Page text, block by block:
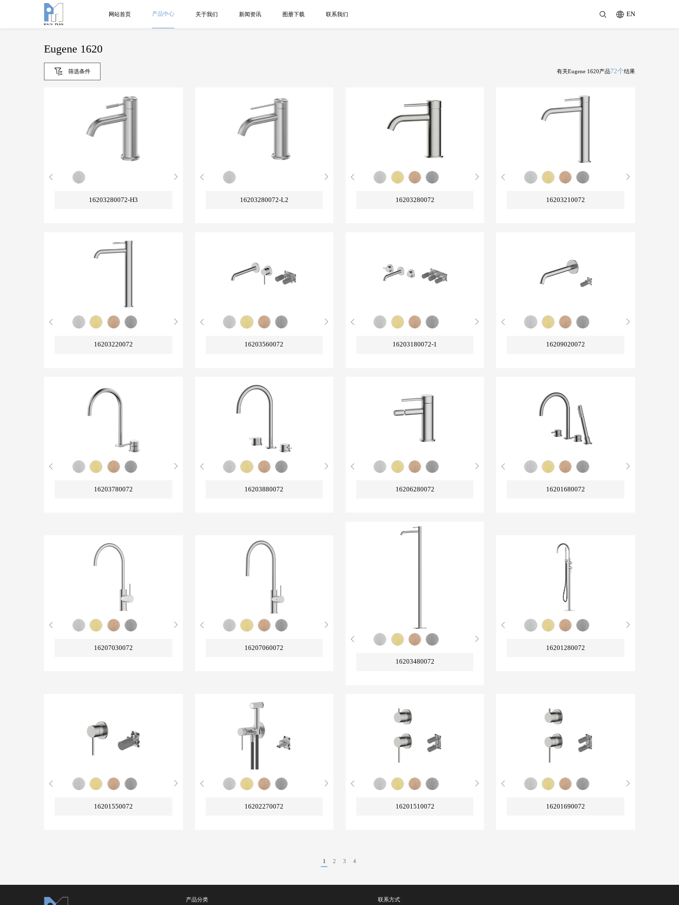
网站首页 产品中心 关于我们 新闻资讯 图册下载 联系我们 EN
Eugene 1620
筛选条件 有关Eugene 1620产品72个结果
16203280072-H3 16203280072-L2 16203280072 16203210072
16203220072 16203560072 16203180072-1 16209020072
16203780072 16203880072 16206280072 16201680072
16207030072
16207060072
16203480072
16201280072
16201550072 16202270072 16201510072 16201690072
1 2 3 4
产品分类 联系方式